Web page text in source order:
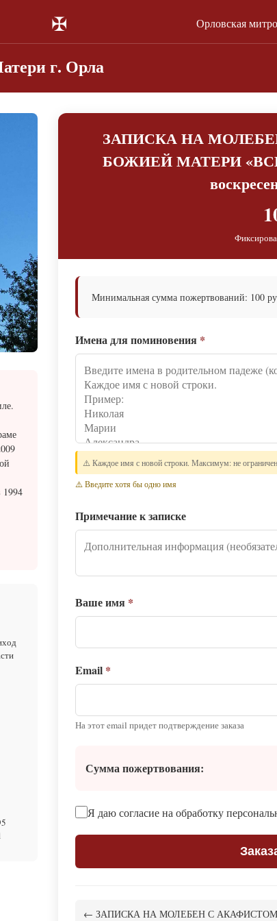
✠ Орловская
г. Орла
1994
ЗАПИСКА НА
БОЖИЕЙ МАТЕРИ
Минимальная сумма пожертвований: 100
Имена для поминовения *
⚠️ Каждое имя с новой строки. Максимум: не
⚠️ Введите хотя бы одно имя
Примечание к записке
Ваше имя *
Email *
На этот email придет подтверждение заказа
Сумма пожертвования:
Я даю согласие на обработку
← ЗАПИСКА НА МОЛЕБЕН С АКАФИСТОМ